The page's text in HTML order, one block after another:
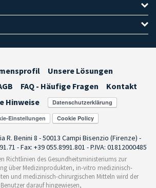
Unsere Lösungen
FAQ - Häufige Fragen
Kontakt
Hinweise
Einstellungen
R. Benini 8 - 50013 Campi Bisenzio (Firenze) -
- Fax: +39 055.8991.801 - P.IVA: 01812000485
Richtlinien des Gesundheitsministeriums zur
über Medizinprodukten, in-vitro medizinisch-
und medizinisch-chirurgischen Mitteln wird der
Benutzer darauf hingewiesen,